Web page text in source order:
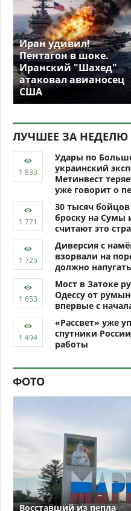
Иран удивил!
Пентагон в шоке.
Иранский "Шахед"
атаковал авианосец
США
ЛУЧШЕЕ ЗА НЕДЕЛЮ
Удары по
украинский
Метинвест
уже говорит о
30 тысяч
броску на Сумы
считают это
Диверсия с
взорвали на
должно напугать
Мост в Затоке
Одессу от
впервые с
«Рассвет» уже
спутники
работы
ФОТО
Восставший из пепла